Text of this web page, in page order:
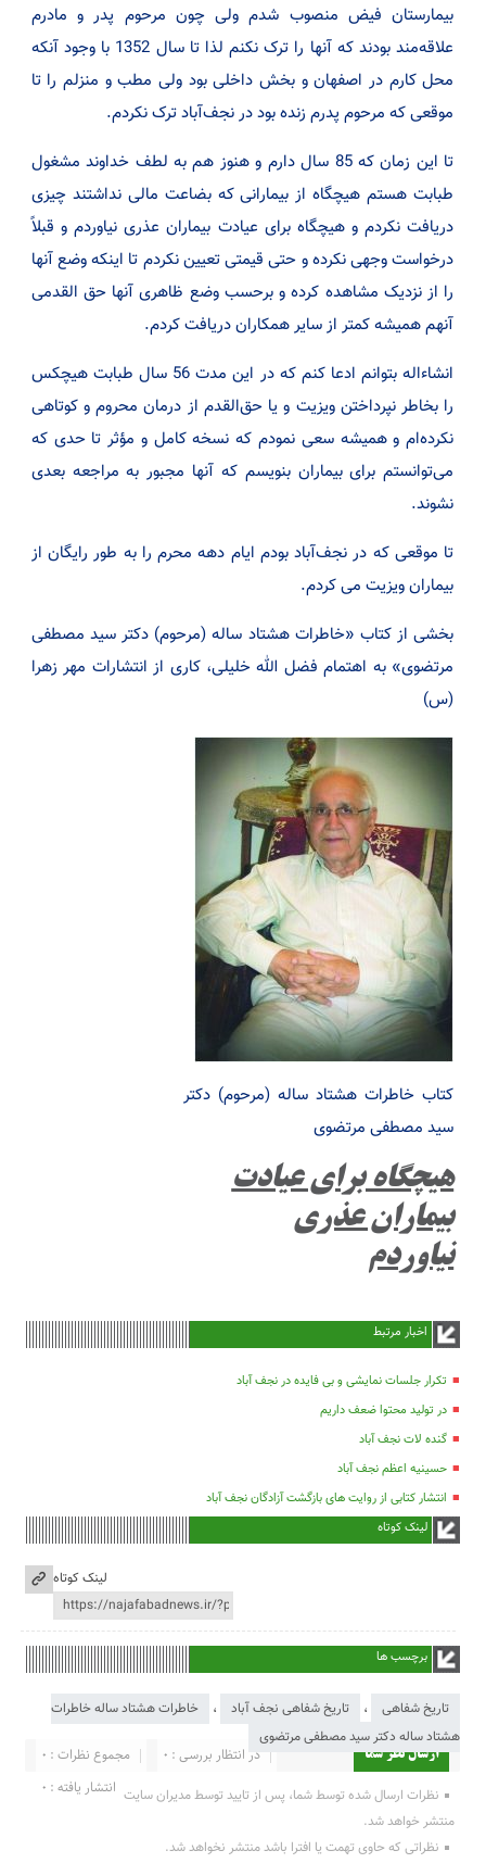
بیمارستان فیض منصوب شدم ولی چون مرحوم پدر و مادرم
علاقه‌مند بودند که آنها را ترک نکنم لذا تا سال 1352 با وجود آنکه
محل کارم در اصفهان و بخش داخلی بود ولی مطب و منزلم را تا
موقعی که مرحوم پدرم زنده بود در نجف‌آباد ترک نکردم.
تا این زمان که 85 سال دارم و هنوز هم به لطف خداوند مشغول
طبابت هستم هیچگاه از بیمارانی که بضاعت مالی نداشتند چیزی
دریافت نکردم و هیچگاه برای عیادت بیماران عذری نیاوردم و قبلاً
درخواست وجهی نکرده و حتی قیمتی تعیین نکردم تا اینکه وضع آنها
را از نزدیک مشاهده کرده و برحسب وضع ظاهری آنها حق القدمی
آنهم همیشه کمتر از سایر همکاران دریافت کردم.
انشاءاله بتوانم ادعا کنم که در این مدت 56 سال طبابت هیچکس
را بخاطر نپرداختن ویزیت و یا حق‌القدم از درمان محروم و کوتاهی
نکرده‌ام و همیشه سعی نمودم که نسخه کامل و مؤثر تا حدی که
می‌توانستم برای بیماران بنویسم که آنها مجبور به مراجعه بعدی
نشوند.
تا موقعی که در نجف‌آباد بودم ایام دهه محرم را به طور رایگان از
بیماران ویزیت می کردم.
بخشی از کتاب «خاطرات هشتاد ساله (مرحوم) دکتر سید مصطفی
مرتضوی» به اهتمام فضل الله خلیلی، کاری از انتشارات مهر زهرا
(س)
کتاب خاطرات هشتاد ساله (مرحوم) دکتر
سید مصطفی مرتضوی
هیچگاه برای عیادت
بیماران عذری
نیاوردم
اخبار مرتبط
تکرار جلسات نمایشی و بی فایده در نجف آباد
در تولید محتوا ضعف داریم
گنده لات نجف آباد
حسینیه اعظم نجف آباد
انتشار کتابی از روایت های بازگشت آزادگان نجف آباد
لینک کوتاه
لینک کوتاه
برچسب ها
تاریخ شفاهی ، تاریخ شفاهی نجف آباد ،
خاطرات هشتاد ساله خاطرات
هشتاد ساله دکتر سید مصطفی مرتضوی
ارسال نظر شما مجموع نظرات : 0
در انتظار بررسی : 0
انتشار یافته : 0 نظرات ارسال شده توسط شما، پس از تایید توسط مدیران سایت
منتشر خواهد شد.
نظراتی که حاوی تهمت یا افترا باشد منتشر نخواهد شد.